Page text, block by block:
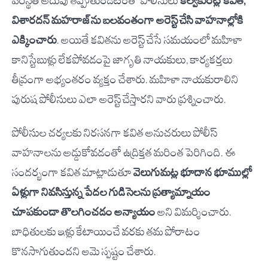
విశారదన్ మహరాజ్‌ను బలవంతంగా అరెస్ట్ చేసి వాహనాల్లోకి
ఎక్కించారు. అయితే కవితను అరెస్ట్ చేసే సమయంలో మహిళా
కానిస్టేబుళ్లు లేకపోవడంపై జాగృతి నాయకులు, కార్యకర్తలు
తీవ్రంగా అభ్యంతరం వ్యక్తం చేశారు. మహిళా నాయకురాలిని
పురుష పోలీసులు ఎలా అరెస్ట్ చేస్తారని వారు ప్రశ్నించారు.
పోలీసుల చర్యలకు నిరసనగా కవిత అనుచరులు పోలీస్
వాహనాలను అడ్డుకోవడంతో ఉద్రిక్తత మరింత పెరిగింది. ఈ
సందర్భంగా కవిత మాట్లాడుతూవెలుగుమట్ల భూదాన భూముల్లో
ఏళ్లుగా నివసిస్తున్న పేదల గుడిసెలను ప్రత్యామ్నాయం
చూపకుండా తొలగించడం అన్యాయంఅని విమర్శించారు.
బాధితులకు ఇళ్లు కేటాయించే వరకు తమ పోరాటం
కొనసాగుతుందని ఆమె స్పష్టం చేశారు.